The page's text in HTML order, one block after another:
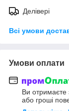
Делівері
Всі умови
Умови оплати
Ви отримаєте
або гроші